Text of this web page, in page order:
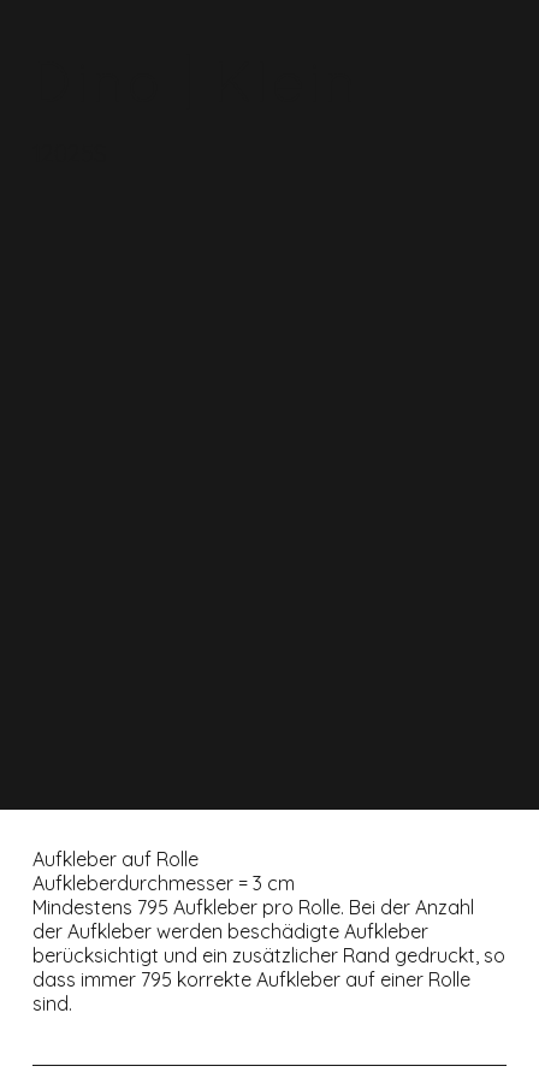
Aufkleber auf Rolle
Aufkleberdurchmesser = 3 cm
Mindestens 795 Aufkleber pro Rolle. Bei der Anzahl
der Aufkleber werden beschädigte Aufkleber
berücksichtigt und ein zusätzlicher Rand gedruckt, so
dass immer 795 korrekte Aufkleber auf einer Rolle
sind.